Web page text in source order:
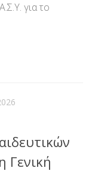
για το
Γενική